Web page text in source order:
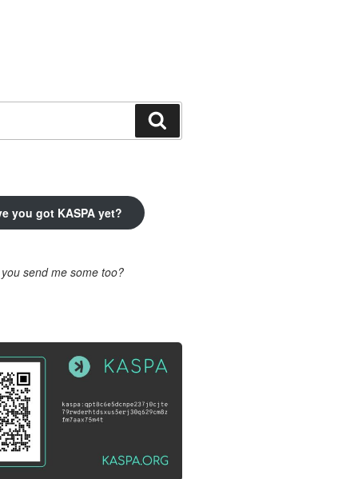
you got KASPA yet?
you send me some too?